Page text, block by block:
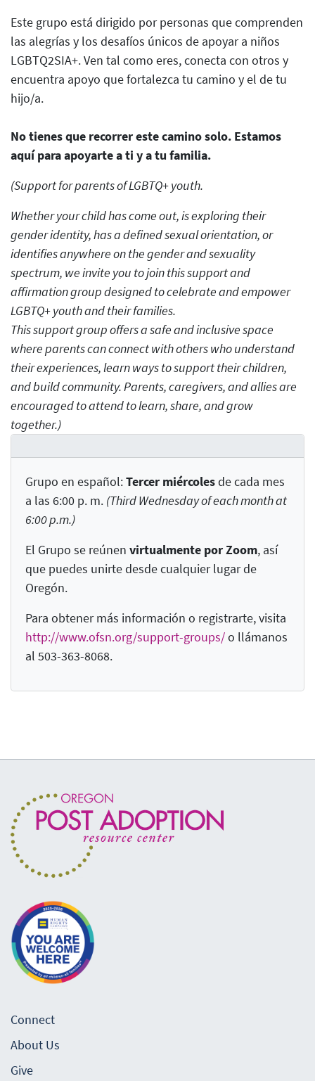
Este grupo está dirigido por personas que comprenden
las alegrías y los desafíos únicos de apoyar a niños
LGBTQ2SIA+. Ven tal como eres, conecta con otros y
encuentra apoyo que fortalezca tu camino y el de tu
hijo/a.
No tienes que recorrer este camino solo. Estamos
aquí para apoyarte a ti y a tu familia.
(Support for parents of LGBTQ+ youth.
Whether your child has come out, is exploring their
gender identity, has a defined sexual orientation, or
identifies anywhere on the gender and sexuality
spectrum, we invite you to join this support and
affirmation group designed to celebrate and empower
LGBTQ+ youth and their families.
This support group offers a safe and inclusive space
where parents can connect with others who understand
their experiences, learn ways to support their children,
and build community. Parents, caregivers, and allies are
encouraged to attend to learn, share, and grow
together.)
Grupo en español:Tercer miércolesde cada mes
a las 6:00 p. m. (Third Wednesday of each month at
6:00 p.m.)
El Grupo se reúnen virtualmente por Zoom, así
que puedes unirte desde cualquier lugar de
Oregón.
Para obtener más información o registrarte, visita
http://www.ofsn.org/support-groups/o llámanos
al 503-363-8068.
Connect
About Us
Give